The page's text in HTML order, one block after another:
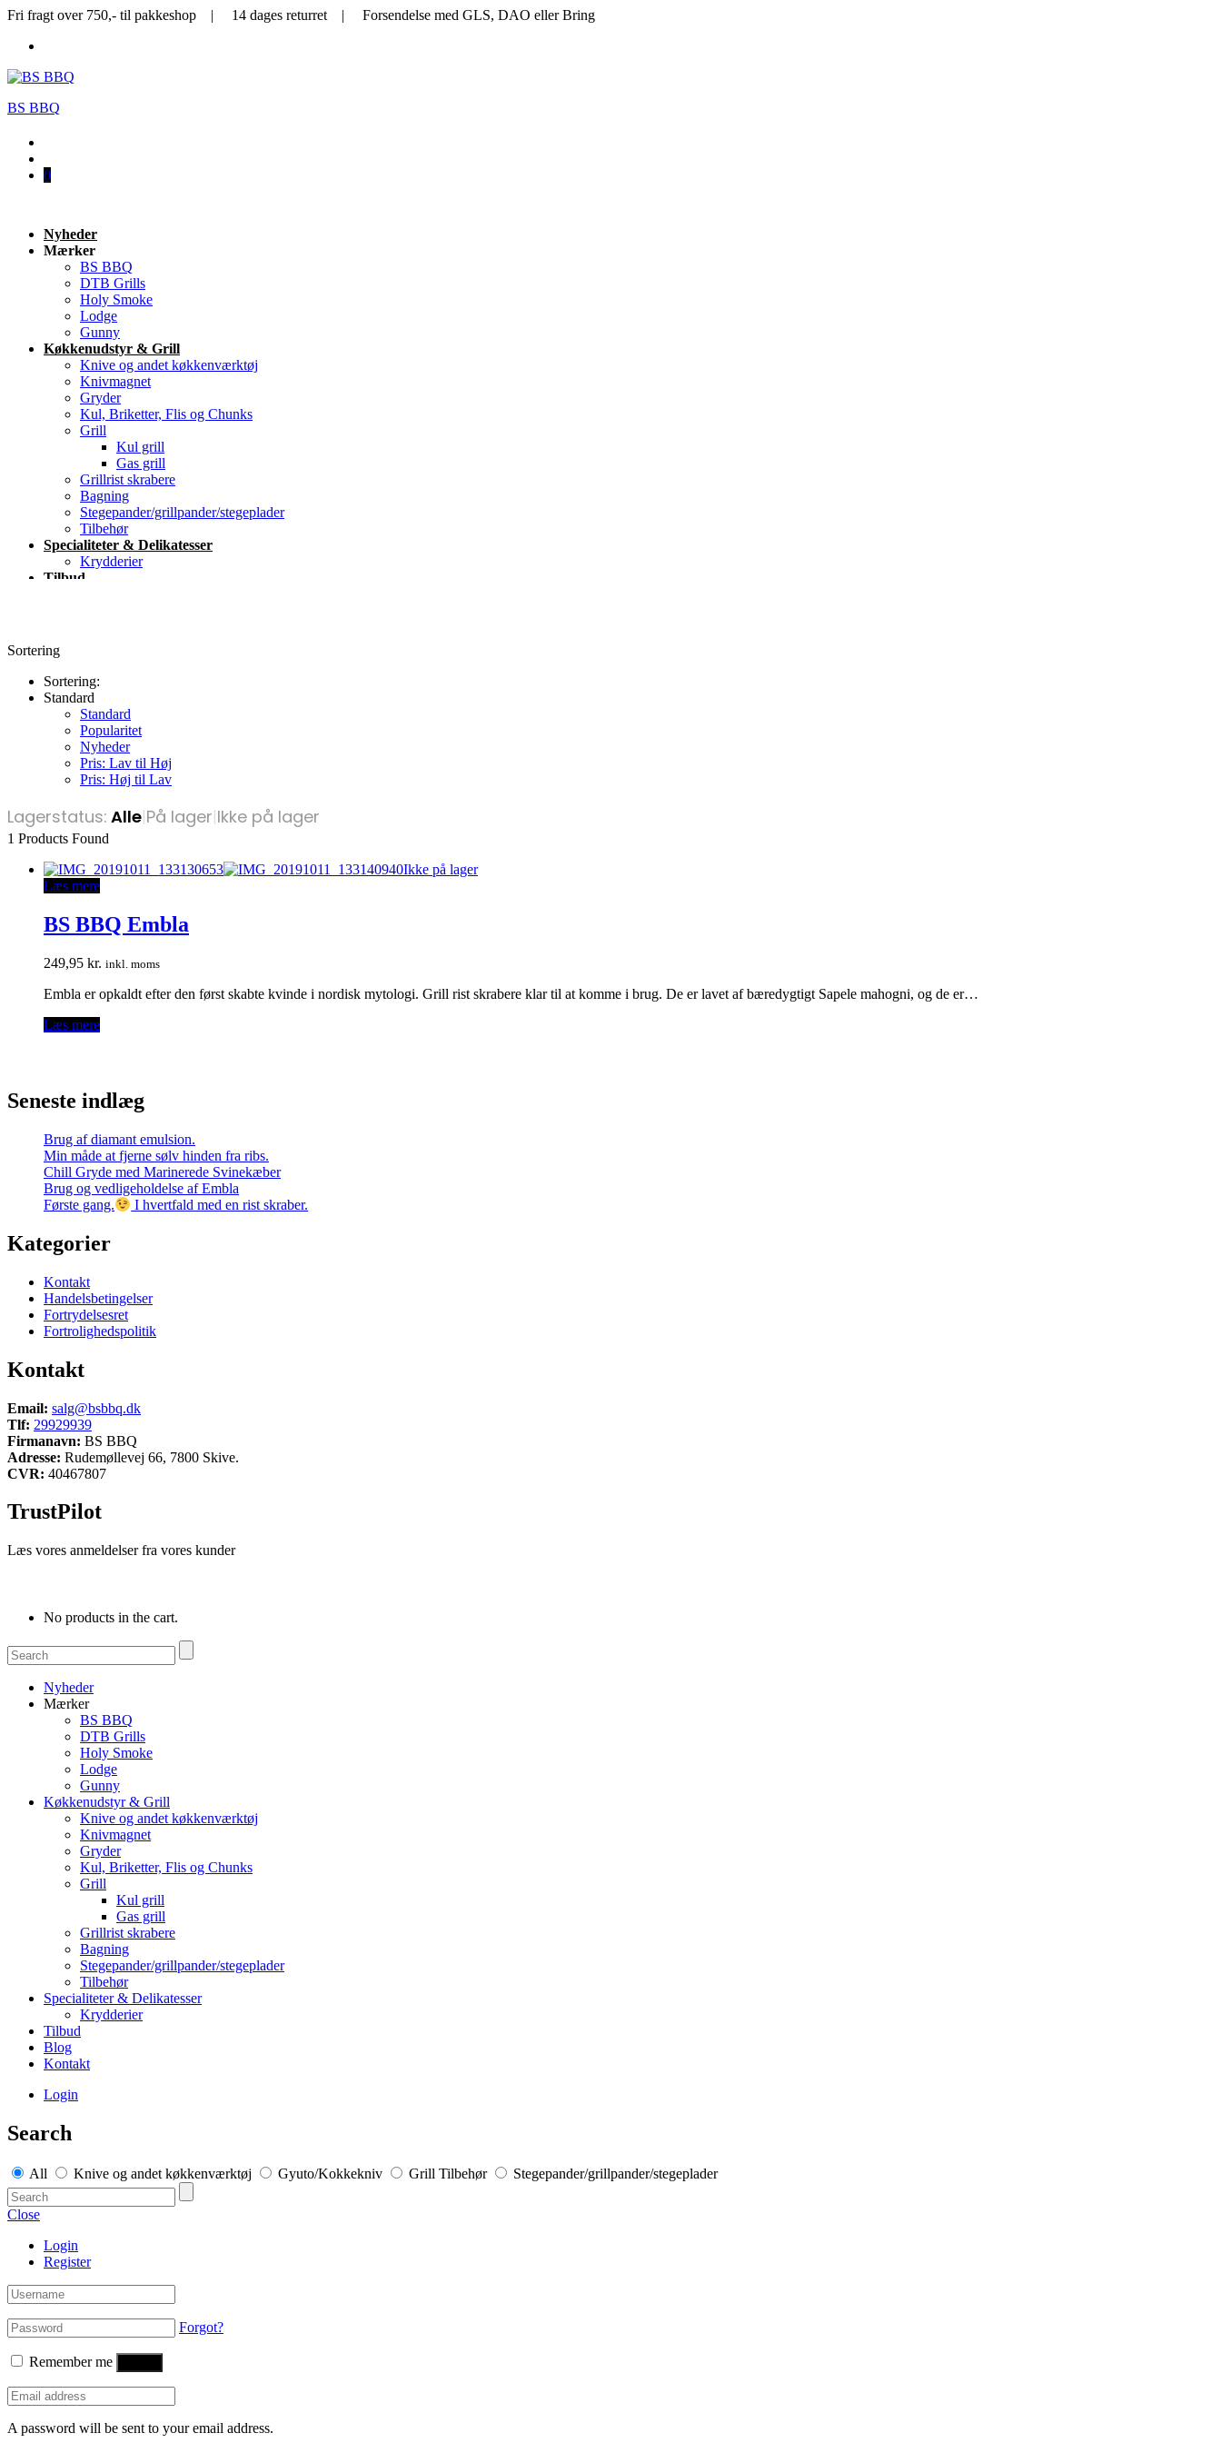
Fri fragt over 750,- til pakkeshop | 14 dages returret | Forsendelse med GLS, DAO eller Bring
BS BBQ
0
Nyheder
Mærker
BS BBQ
DTB Grills
Holy Smoke
Lodge
Gunny
Køkkenudstyr & Grill
Knive og andet køkkenværktøj
Knivmagnet
Gryder
Kul, Briketter, Flis og Chunks
Grill
Kul grill
Gas grill
Grillrist skrabere
Bagning
Stegepander/grillpander/stegeplader
Tilbehør
Specialiteter & Delikatesser
Krydderier
Tilbud
Sortering
Sortering:
Standard
Standard
Popularitet
Nyheder
Pris: Lav til Høj
Pris: Høj til Lav
Lagerstatus: Alle|På lager|Ikke på lager
1 Products Found
Ikke på lager
Læs mere
BS BBQ Embla
249,95 kr. inkl. moms
Embla er opkaldt efter den først skabte kvinde i nordisk mytologi. Grill rist skrabere klar til at komme i brug. De er lavet af bæredygtigt Sapele mahogni, og de er…
Læs mere
Seneste indlæg
Brug af diamant emulsion.
Min måde at fjerne sølv hinden fra ribs.
Chill Gryde med Marinerede Svinekæber
Brug og vedligeholdelse af Embla
Første gang.
I hvertfald med en rist skraber.
Kategorier
Kontakt
Handelsbetingelser
Fortrydelsesret
Fortrolighedspolitik
Kontakt
Email: salg@bsbbq.dk
Tlf: 29929939
Firmanavn: BS BBQ
Adresse: Rudemøllevej 66, 7800 Skive.
CVR: 40467807
TrustPilot
Læs vores anmeldelser fra vores kunder
No products in the cart.
Nyheder
Mærker
BS BBQ
DTB Grills
Holy Smoke
Lodge
Gunny
Køkkenudstyr & Grill
Knive og andet køkkenværktøj
Knivmagnet
Gryder
Kul, Briketter, Flis og Chunks
Grill
Kul grill
Gas grill
Grillrist skrabere
Bagning
Stegepander/grillpander/stegeplader
Tilbehør
Specialiteter & Delikatesser
Krydderier
Tilbud
Blog
Kontakt
Login
Search
All Knive og andet køkkenværktøj Gyuto/Kokkekniv Grill Tilbehør Stegepander/grillpander/stegeplader
Close
Login
Register
Forgot?
Remember me
A password will be sent to your email address.